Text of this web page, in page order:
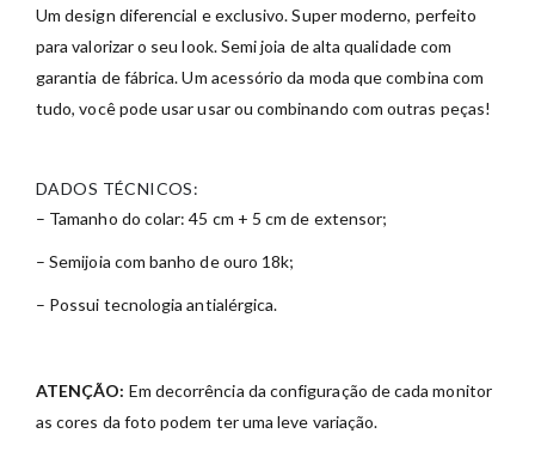
Um design diferencial e exclusivo. Super moderno, perfeito
para valorizar o seu look. Semi joia de alta qualidade com
garantia de fábrica. Um acessório da moda que combina com
tudo, você pode usar usar ou combinando com outras peças!
DADOS TÉCNICOS:
– Tamanho do colar: 45 cm + 5 cm de extensor;
– Semijoia com banho de ouro 18k;
– Possui tecnologia antialérgica.
ATENÇÃO: Em decorrência da configuração de cada monitor
as cores da foto podem ter uma leve variação.